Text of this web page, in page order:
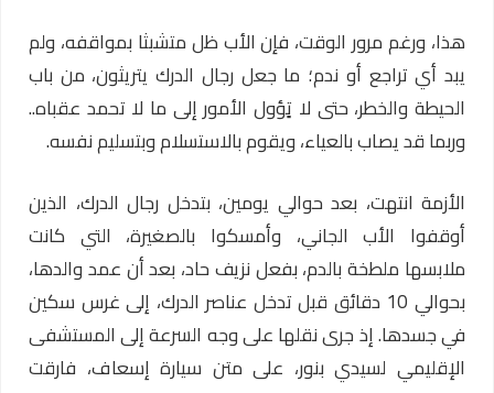
هذا، ورغم مرور الوقت، فإن الأب ظل متشبثا بمواقفه، ولم
يبد أي تراجع أو ندم؛ ما جعل رجال الدرك يتريثون، من باب
الحيطة والخطر، حتى لا تٍؤول الأمور إلى ما لا تحمد عقباه..
وربما قد يصاب بالعياء، ويقوم بالاستسلام وبتسليم نفسه.
الأزمة انتهت، بعد حوالي يومين، بتدخل رجال الدرك، الذين
أوقفوا الأب الجاني، وأمسكوا بالصغيرة، التي كانت
ملابسها ملطخة بالدم، بفعل نزيف حاد، بعد أن عمد والدها،
بحوالي 10 دقائق قبل تدخل عناصر الدرك، إلى غرس سكين
في جسدها. إذ جرى نقلها على وجه السرعة إلى المستشفى
الإقليمي لسيدي بنور، على متن سيارة إسعاف، فارقت